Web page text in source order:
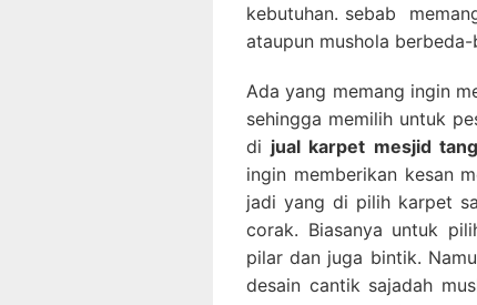
kebutuhan. sebab
ataupun mushola berbeda-
Ada yang memang ingin
sehingga memilih untuk
di jual karpet mesjid
ingin memberikan kesan
jadi yang di pilih karpet
corak. Biasanya untuk
pilar dan juga bintik.
desain cantik sajadah